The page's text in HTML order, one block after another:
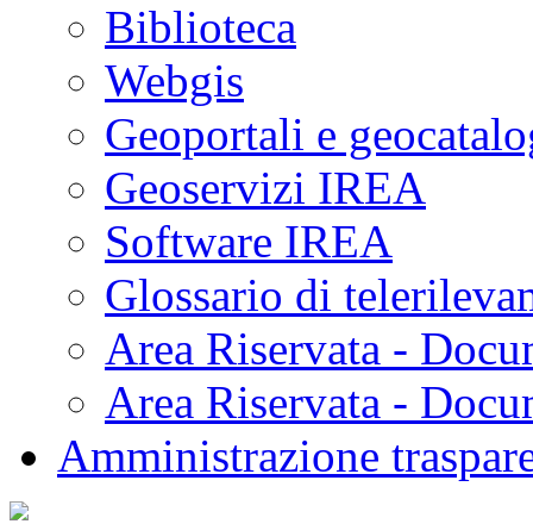
Biblioteca
Webgis
Geoportali e
Geoservizi IREA
Software IREA
Glossario di
Area Riservata -
Area Riservata -
Amministrazione